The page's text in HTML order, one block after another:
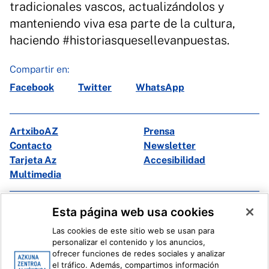
tradicionales vascos, actualizándolos y
manteniendo viva esa parte de la cultura,
haciendo #historiasquesellevanpuestas.
Compartir en:
Facebook
Twitter WhatsApp
ArtxiboAZ
Prensa
Contacto
Newsletter
Tarjeta Az
Accesibilidad
Multimedia
Facebook
X
Ivoox
Esta página web usa cookies
Las cookies de este sitio web se usan para
personalizar el contenido y los anuncios,
ofrecer funciones de redes sociales y analizar
el tráfico. Además, compartimos información